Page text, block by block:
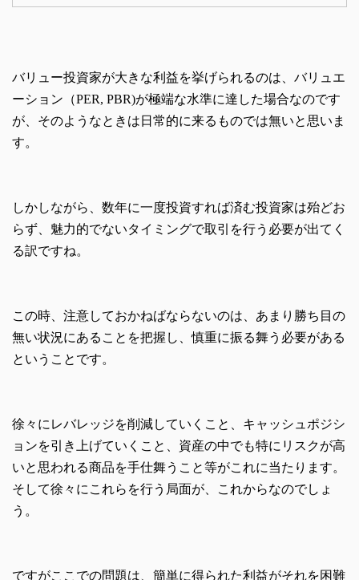
バリュー投資家が大きな利益を挙げられるのは、バリュエ
ーション（PER, PBR)が極端な水準に達した場合なのです
が、そのようなときは日常的に来るものでは無いと思いま
す。
しかしながら、数年に一度投資すれば済む投資家は殆どお
らず、魅力的でないタイミングで取引を行う必要が出てく
る訳ですね。
この時、注意しておかねばならないのは、あまり勝ち目の
無い状況にあることを把握し、慎重に振る舞う必要がある
ということです。
徐々にレバレッジを削減していくこと、キャッシュポジシ
ョンを引き上げていくこと、資産の中でも特にリスクが高
いと思われる商品を手仕舞うこと等がこれに当たります。
そして徐々にこれらを行う局面が、これからなのでしょ
う。
ですがここでの問題は、簡単に得られた利益がそれを困難